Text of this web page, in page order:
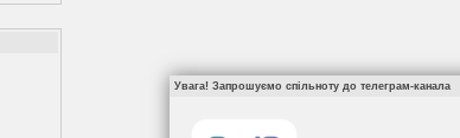
Увага! Запрошуємо спільноту до телеграм-канала